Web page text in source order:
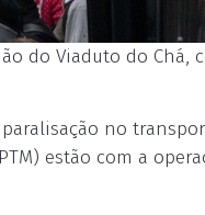
do Viaduto do Chá,
no
estão com a